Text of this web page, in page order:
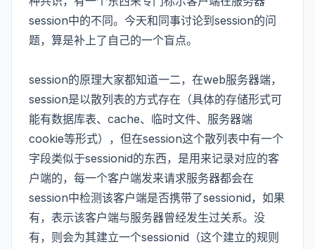
session中的不同。今天和同事讨论到session的问
题，算是补上了自己的一个盲点。
session的原理大家都知道一二，在web服务器端，
session是以散列表的方式存在（具体的存储形式可
能有数据库表、cache、临时文件、服务器端
cookie等形式），但在session这个散列表中有一个
字段类似于sessionid的东西，是用来记录对应的客
户端的，每一个客户端发来请求服务器都会在
session中检测该客户端是否携带了sessionid，如果
有，表示该客户端与服务器曾经发生过关系。没
有，则会为其建立一个sessionid（这个建立的规则